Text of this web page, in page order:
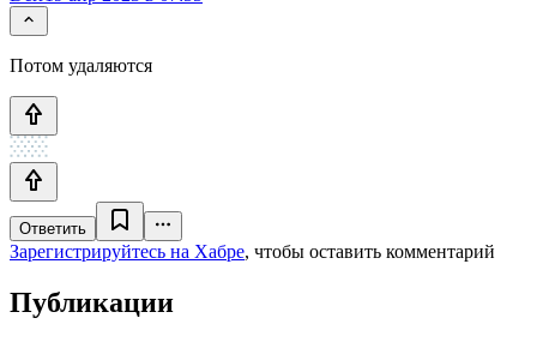
Потом удаляются
Ответить
Зарегистрируйтесь на Хабре, чтобы оставить комментарий
Публикации